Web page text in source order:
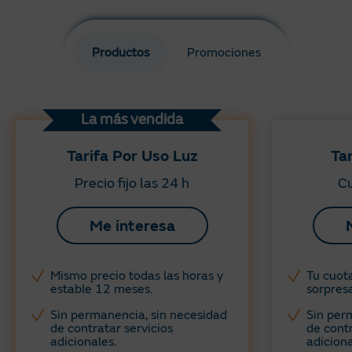
Productos Promociones
La más vendida
Tarifa Por Uso Luz
Precio fijo las 24 h
Me interesa
Mismo precio todas las horas y
estable 12 meses. ​
Sin permanencia, sin necesidad
de contratar servicios
adicionales​.
Tu
Sin
de